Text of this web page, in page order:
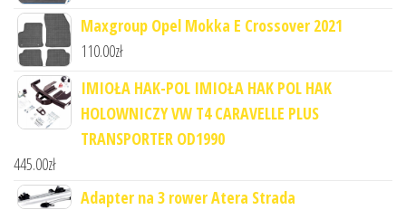
Maxgroup Opel Mokka E Crossover 2021
110.00zł
IMIOŁA HAK-POL IMIOŁA HAK POL HAK
HOLOWNICZY VW T4 CARAVELLE PLUS
TRANSPORTER OD1990
445.00zł
Adapter na 3 rower Atera Strada